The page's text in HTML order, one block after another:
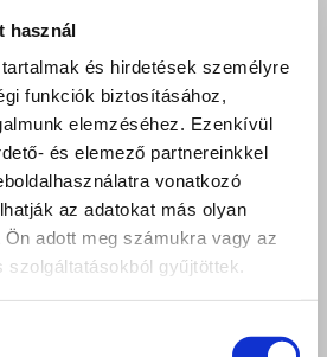
használ
és hirdetések személyre
funkciók biztosításához,
elemzéséhez. Ezenkívül
és elemező partnereinkkel
vonatkozó
az adatokat más olyan
adott meg számukra vagy az
szolgáltatásokból gyűjtöttek.
- Cukrász
-Pincér
-Szakács